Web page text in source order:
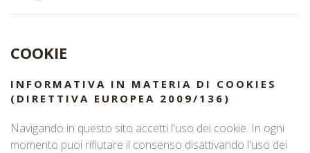
COOKIE
INFORMATIVA IN MATERIA DI COOKIES
(DIRETTIVA EUROPEA 2009/136)
Navigando in questo sito accetti l'uso dei cookie. In ogni
momento puoi rifiutare il consenso disattivando l'uso dei